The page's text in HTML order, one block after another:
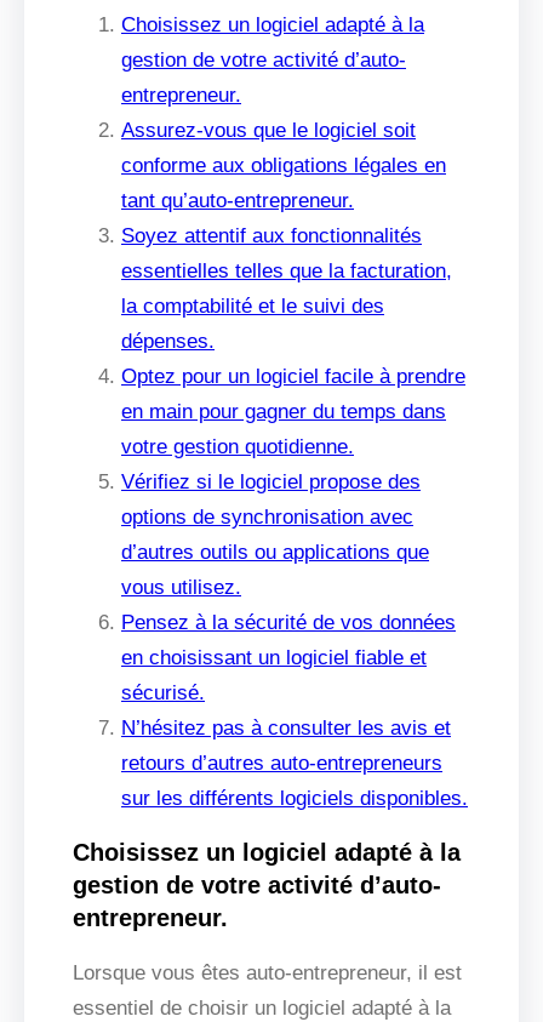
Choisissez un logiciel adapté à la
gestion de votre activité d’auto-
entrepreneur.
Assurez-vous que le logiciel soit
conforme aux obligations légales en
tant qu’auto-entrepreneur.
Soyez attentif aux fonctionnalités
essentielles telles que la facturation,
la comptabilité et le suivi des
dépenses.
Optez pour un logiciel facile à prendre
en main pour gagner du temps dans
votre gestion quotidienne.
Vérifiez si le logiciel propose des
options de synchronisation avec
d’autres outils ou applications que
vous utilisez.
Pensez à la sécurité de vos données
en choisissant un logiciel fiable et
sécurisé.
N’hésitez pas à consulter les avis et
retours d’autres auto-entrepreneurs
sur les différents logiciels disponibles.
Choisissez un logiciel adapté à la
gestion de votre activité d’auto-
entrepreneur.
Lorsque vous êtes auto-entrepreneur, il est
essentiel de choisir un logiciel adapté à la